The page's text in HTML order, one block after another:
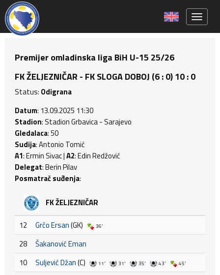
Premijer omladinska liga BiH U-15 25/26
FK ŽELJEZNIČAR - FK SLOGA DOBOJ (6 : 0) 10 : 0
Status: Odigrana
Datum: 13.09.2025 11:30
Stadion: Stadion Grbavica - Sarajevo
Gledalaca: 50
Sudija: Antonio Tomić
A1: Ermin Sivac |A2: Edin Redžović
Delegat: Berin Pilav
Posmatrač suđenja:
FK ŽELJEZNIČAR
12 Grčo Ersan(GK) 36'
28
Šakanović Eman
10
Suljević Džan(C) 11' 31' 35' 43' 45'